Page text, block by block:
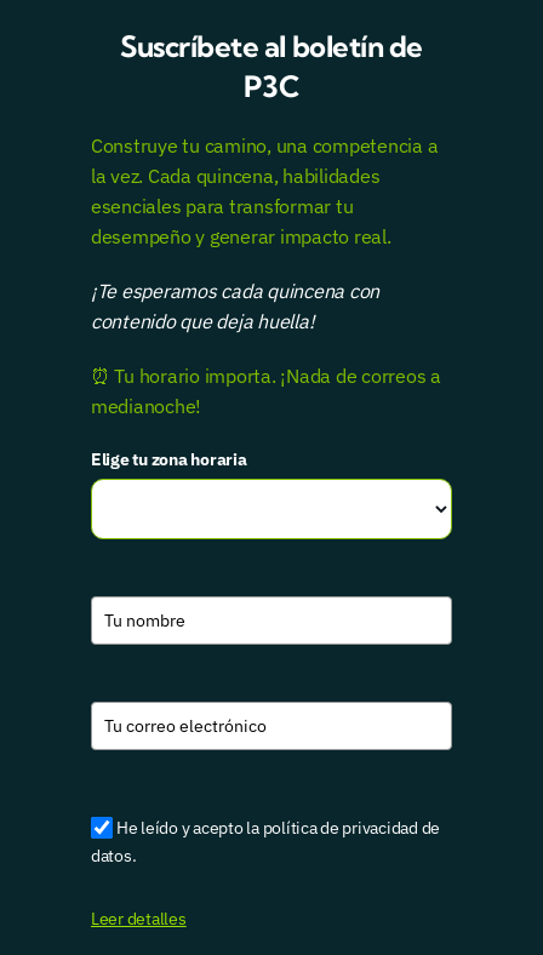
Suscríbete al boletín de
P3C
Construye tu camino, una competencia a
la vez. Cada quincena, habilidades
esenciales para transformar tu
desempeño y generar impacto real.
¡Te esperamos cada quincena con
contenido que deja huella!
⏰ Tu horario importa. ¡Nada de correos a
medianoche!
Elige tu zona horaria
He leído y acepto la política de privacidad de
datos.
Leer detalles